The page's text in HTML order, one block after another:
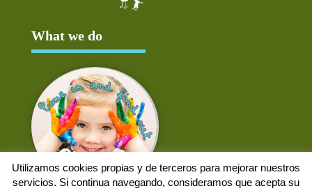
What we do
Utilizamos cookies propias y de terceros para mejorar nuestros
servicios. Si continua navegando, consideramos que acepta su